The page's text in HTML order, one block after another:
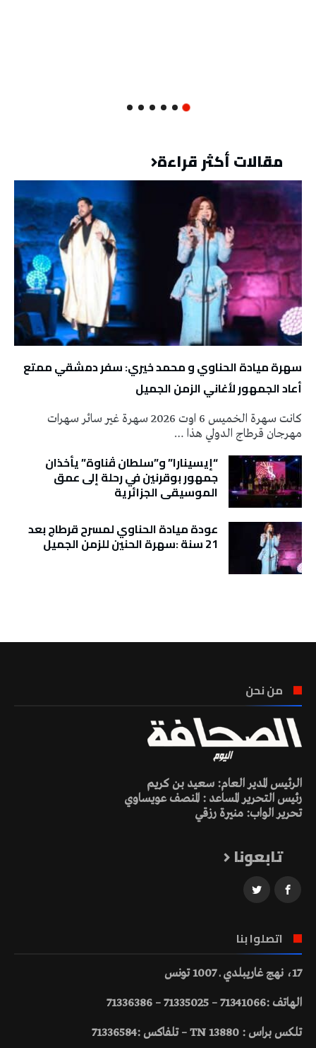
مقالات أكثر قراءة
سهرة ميادة الحناوي و محمد خيري: سفر دمشقي ممتع
أعاد الجمهور لأغاني الزمن الجميل
كانت سهرة الخميس 6 اوت 2026 سهرة غير سائر سهرات
مهرجان قرطاج الدولي هذا …
“إيسينارا” و”سلطان ڤناوة” يأخذان
جمهور بوقرنين في رحلة إلى عمق
الموسيقى الجزائرية
عودة ميادة الحناوي لمسرح قرطاج بعد
21 سنة :سهرة الحنين للزمن الجميل
من نحن
الرئيس المدير العام: سعيد بن كريم
رئيس التحرير المساعد : المنصف عويساوي
تحرير الواب: منيرة رزقي
تابعونا
اتصلوا بنا
17، نهج غاريبلدي ـ 1007 تونس
الهاتف :71341066 – 71335025 – 71336386
تلكس براس : 13880 TN – تلفاكس :71336584